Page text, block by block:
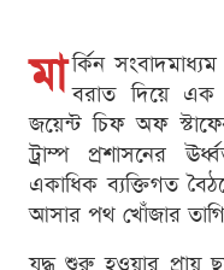
মা র্কিন
বরাত দিয়ে এক
জয়েন্ট চিফ অফ
ট্রাম্প প্রশাসনের
একাধিক ব্যক্তিগত
আসার পথ খোঁজার